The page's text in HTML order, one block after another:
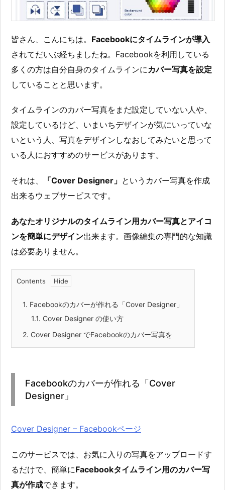
皆さん、こんにちは。 Facebookにタイムラインが導入
されてだいぶ経ちましたね。Facebookを利用している
多くの方は自分自身のタイムラインに カバー写真を設定
していることと思います。
タイムラインのカバー写真をまだ設定していない人や、
設定しているけど、いまいちデザインが気にいっていな
いという人、写真をデザインしなおしてみたいと思って
いる人におすすめのサービスがあります。
それは、 「Cover Designer」 というカバー写真を作成
出来るウェブサービスです。
あなたオリジナルのタイムライン用カバー写真とアイコ
ンを簡単にデザイン出来ます。画像編集の専門的な知識
は必要ありません。
Contents
1. Facebookのカバーが作れる「Cover Designer」
1.1. Cover Designer の使い方
2. Cover Designer でFacebookのカバー写真を
Facebookのカバーが作れる「Cover
Designer」
Cover Designer – Facebookページ
このサービスでは、お気に入りの写真をアップロードす
るだけで、簡単にFacebookタイムライン用のカバー写
真が作成できます。